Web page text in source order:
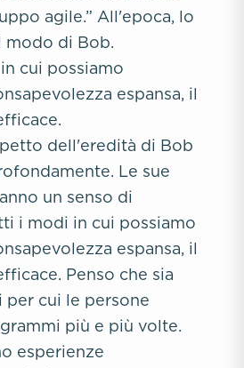
agile.” All'epoca, lo
modo di Bob.
cui possiamo
espansa, il
dell'eredità di Bob
Le sue
un senso di
i modi in cui possiamo
espansa, il
Penso che sia
cui le persone
più e più volte.
esperienze